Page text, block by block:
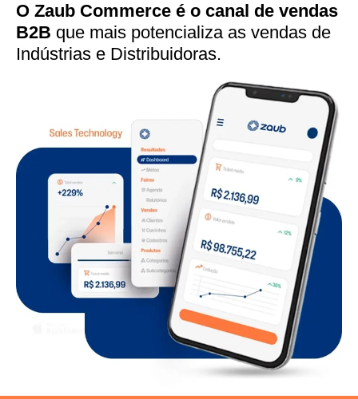
O Zaub Commerce é o canal de vendas
B2B que mais potencializa as vendas de
Indústrias e Distribuidoras.